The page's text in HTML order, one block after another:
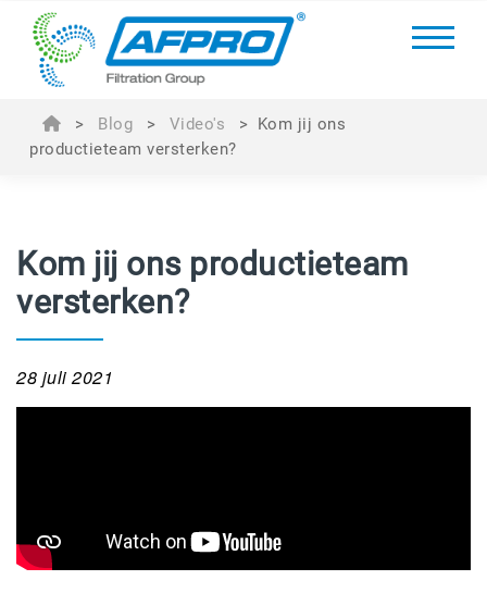
> Blog > Video's > Kom jij ons
productieteam versterken?
Kom jij ons productieteam
versterken?
28 juli 2021